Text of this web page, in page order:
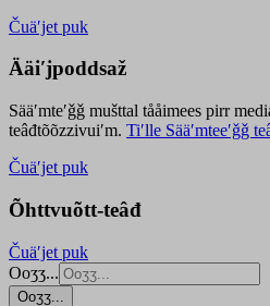
Čuäʹjet puk
Ääiʹjpoddsaž
Sääʹmteʹǧǧ mušttal tååimees pirr
teâđtõõzzivuiʹm. Tiʹlle Sääʹmteeʹǧǧ
Čuäʹjet puk
Õhttvuõtt-teâđ
Čuäʹjet puk
Ooʒʒ...
Ooʒʒ...